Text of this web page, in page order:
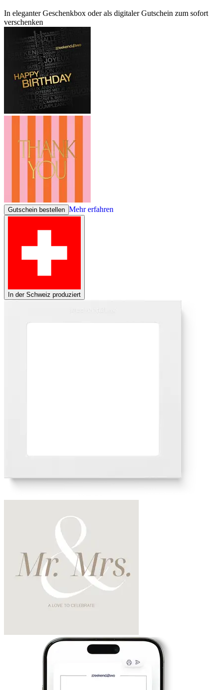
In eleganter Geschenkbox oder als digitaler Gutschein zum sofort
verschenken
Gutschein bestellen Mehr erfahren
In der Schweiz produziert